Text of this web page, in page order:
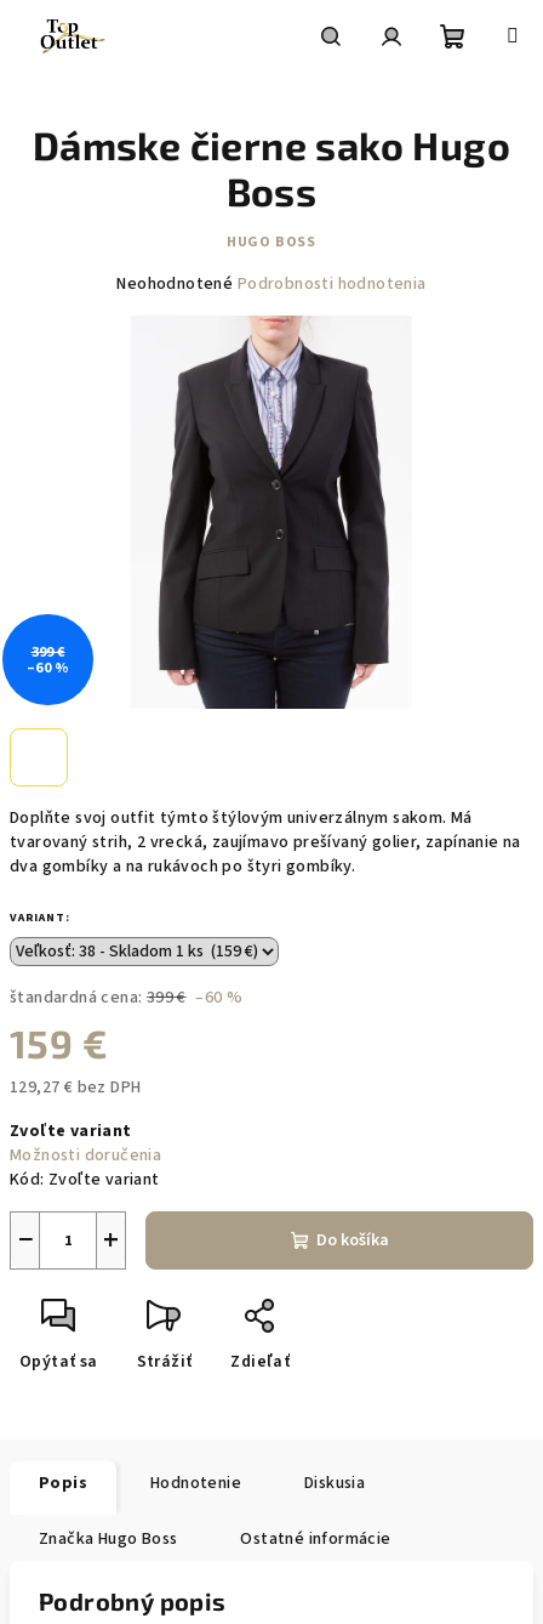
obsah
košík
Doplňte svoj outfit týmto štýlovým univerzálnym sakom. Má
tvarovaný strih, 2 vrecká, zaujímavo prešívaný golier, zapínanie na
dva gombíky a na rukávoch po štyri gombíky.
VARIANT:
štandardná cena: 399 € –60 %
159 €
129,27 € bez DPH
cena:
Zvoľte variant
Možnosti doručenia
Kód: Zvoľte variant
+
− Do košíka
Opýtať sa Strážiť Zdieľať
Dámske čierne sako Hugo
Boss
HUGO BOSS
Priemerné
hviezdičiek.
Neohodnotené Podrobnosti hodnotenia
399 €
–60 %
Popis Hodnotenie Diskusia
Značka Hugo Boss Ostatné informácie
Podrobný popis